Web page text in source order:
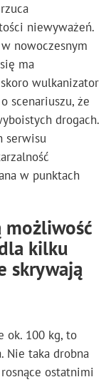
niewyważeń.
nowoczesnym
ma
wulkanizator
scenariuszu, że
drogach.
serwisu
w punktach
możliwość
kilku
skrywają
ok. 100 kg, to
Nie taka drobna
ostatnimi